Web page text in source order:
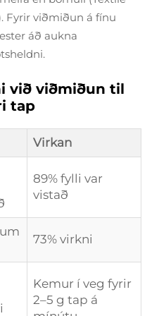
Fyrir viðmiðun á fínu
áð aukna
við viðmiðun til
tap
Virkan
89% fylli var
vistað
73% virkni
Kemur í veg fyrir
2–5 g tap á